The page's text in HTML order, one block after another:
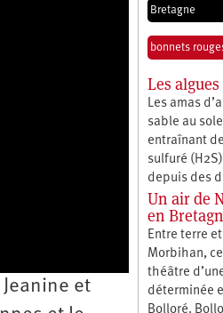
et
Bretagne
bonnets
Les
Les amas
sable au
entraînant
sulfuré
depuis des
Un air de
en
Entre terre
Morbihan,
théâtre
déterminée
Bolloré.